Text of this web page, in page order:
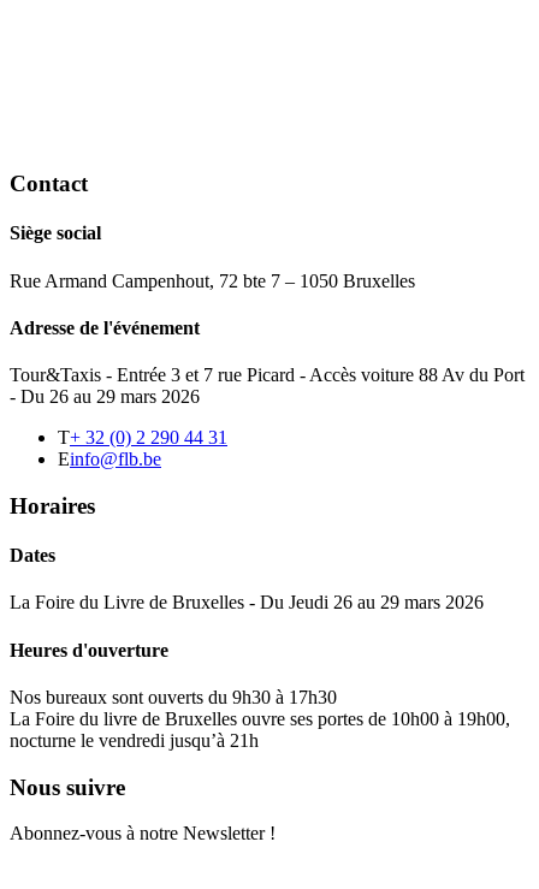
Contact
Siège social
Rue Armand Campenhout, 72 bte 7 – 1050 Bruxelles
Adresse de l'événement
Tour&Taxis - Entrée 3 et 7 rue Picard - Accès voiture 88 Av du Port
- Du 26 au 29 mars 2026
T+ 32 (0) 2 290 44 31
Einfo@flb.be
Horaires
Dates
La Foire du Livre de Bruxelles - Du Jeudi 26 au 29 mars 2026
Heures d'ouverture
Nos bureaux sont ouverts du 9h30 à 17h30
La Foire du livre de Bruxelles ouvre ses portes de 10h00 à 19h00,
nocturne le vendredi jusqu’à 21h
Nous suivre
Abonnez-vous à notre Newsletter !